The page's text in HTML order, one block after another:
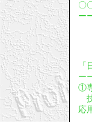
〇
ー
「
ー
①
応